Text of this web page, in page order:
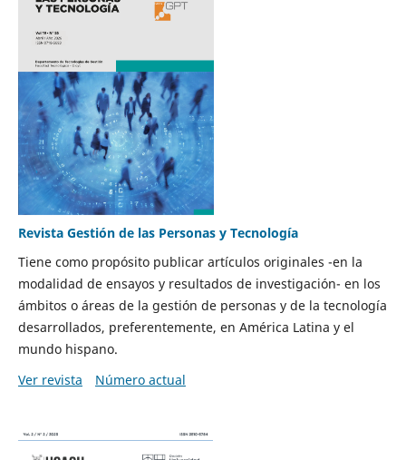
Revista Gestión de las Personas y Tecnología
Tiene como propósito publicar artículos originales -en la
modalidad de ensayos y resultados de investigación- en los
ámbitos o áreas de la gestión de personas y de la tecnología
desarrollados, preferentemente, en América Latina y el
mundo hispano.
Ver revista
Número actual